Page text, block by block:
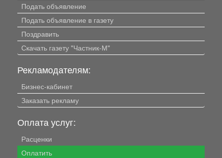
Подать объявление
Подать объявление в газету
Поздравить
Скачать газету "Частник-М"
Рекламодателям:
Бизнес-кабинет
Заказать рекламу
Оплата услуг:
Расценки
Оплатить